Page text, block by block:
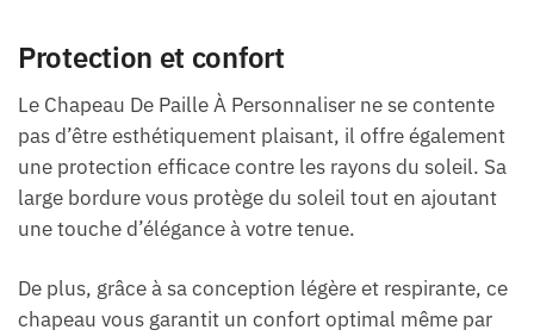
Protection et confort
Le Chapeau De Paille À Personnaliser ne se contente
pas d’être esthétiquement plaisant, il offre également
une protection efficace contre les rayons du soleil. Sa
large bordure vous protège du soleil tout en ajoutant
une touche d’élégance à votre tenue.
De plus, grâce à sa conception légère et respirante, ce
chapeau vous garantit un confort optimal même par